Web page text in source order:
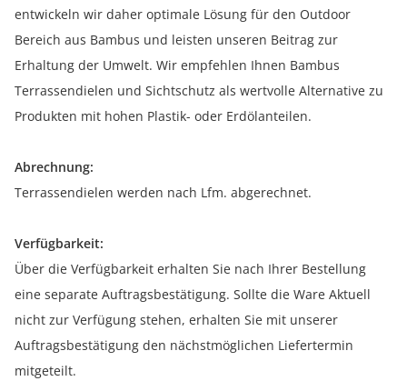
entwickeln wir daher optimale Lösung für den Outdoor
Bereich aus Bambus und leisten unseren Beitrag zur
Erhaltung der Umwelt. Wir empfehlen Ihnen Bambus
Terrassendielen und Sichtschutz als wertvolle Alternative zu
Produkten mit hohen Plastik- oder Erdölanteilen.
Abrechnung:
Terrassendielen werden nach Lfm. abgerechnet.
Verfügbarkeit:
Über die Verfügbarkeit erhalten Sie nach Ihrer Bestellung
eine separate Auftragsbestätigung. Sollte die Ware Aktuell
nicht zur Verfügung stehen, erhalten Sie mit unserer
Auftragsbestätigung den nächstmöglichen Liefertermin
mitgeteilt.